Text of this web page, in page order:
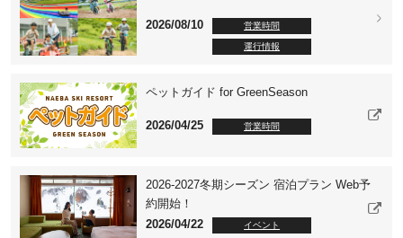
2026/08/10 営業時間
運行情報
ペットガイド for GreenSeason
2026/04/25 営業時間
2026-2027冬期シーズン 宿泊プラン Web予
約開始！
2026/04/22
イベント